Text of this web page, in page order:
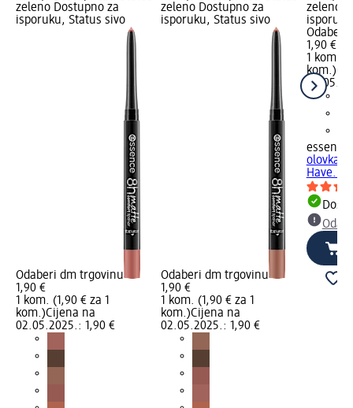
zeleno Dostupno za
isporuku, Status sivo
Odaberi dm trgovinu
1,90 €
1 kom. (1,90 € za 1
kom.)Cijena na
02.05.2025.: 1,90 €
zeleno Dostupno za
isporuku, Status sivo
Odaberi dm trgovinu
1,90 €
1 kom. (1,90 € za 1
kom.)Cijena na
02.05.2025.: 1,90 €
zeleno
Odaberi
1,90 €
1 kom.
kom.)
essence
olovka
Have...,